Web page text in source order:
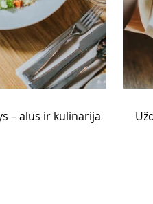
– alus ir kulinarija